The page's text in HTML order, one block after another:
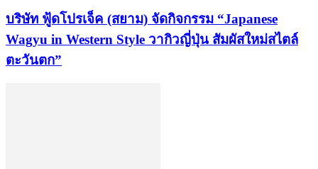
บริษัท ฟู้ดโปรเจ็ค (สยาม) จัดกิจกรรม “Japanese
Wagyu in Western Style วากิวญี่ปุ่น สัมผัสใหม่สไตล์
ตะวันตก”